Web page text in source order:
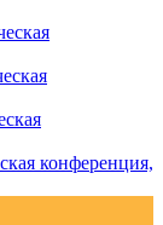
конференция,